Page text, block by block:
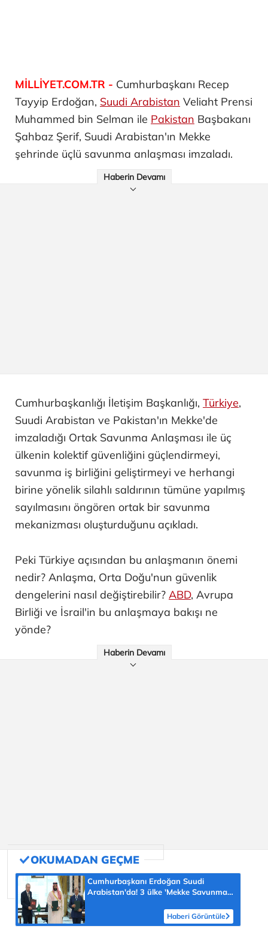
MİLLİYET.COM.TR - Cumhurbaşkanı Recep
Tayyip Erdoğan, Suudi Arabistan Veliaht Prensi
Muhammed bin Selman ile Pakistan Başbakanı
Şahbaz Şerif, Suudi Arabistan'ın Mekke
şehrinde üçlü savunma anlaşması imzaladı.
Haberin Devamı
Cumhurbaşkanlığı İletişim Başkanlığı, Türkiye,
Suudi Arabistan ve Pakistan'ın Mekke'de
imzaladığı Ortak Savunma Anlaşması ile üç
ülkenin kolektif güvenliğini güçlendirmeyi,
savunma iş birliğini geliştirmeyi ve herhangi
birine yönelik silahlı saldırının tümüne yapılmış
sayılmasını öngören ortak bir savunma
mekanizması oluşturduğunu açıkladı.
Peki Türkiye açısından bu anlaşmanın önemi
nedir? Anlaşma, Orta Doğu'nun güvenlik
dengelerini nasıl değiştirebilir? ABD, Avrupa
Birliği ve İsrail'in bu anlaşmaya bakışı ne
yönde?
Haberin Devamı
Cumhurbaşkanı Erdoğan Suudi
Arabistan'da! 3 ülke 'Mekke Savunma
Haberi Görüntüle